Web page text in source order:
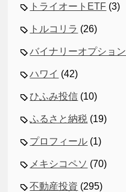
トライオートETF (3)
トルコリラ (26)
バイナリーオプション
ハワイ (42)
ひふみ投信 (10)
ふるさと納税 (19)
プロフィール (1)
メキシコペソ (70)
不動産投資 (295)